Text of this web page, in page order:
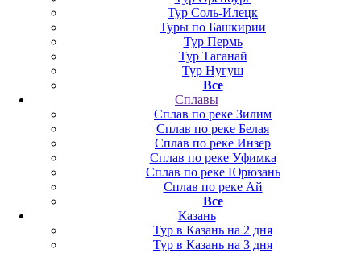
Тур Соль-Илецк
Туры по Башкирии
Тур Пермь
Тур Таганай
Тур Нугуш
Все
Сплавы
Сплав по реке Зилим
Сплав по реке Белая
Сплав по реке Инзер
Сплав по реке Уфимка
Сплав по реке Юрюзань
Сплав по реке Ай
Все
Казань
Тур в Казань на 2 дня
Тур в Казань на 3 дня